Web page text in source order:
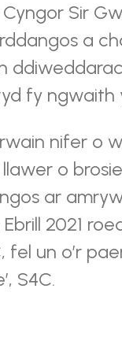
Sir
a
fy ngwaith
nifer o
o
ar
2021
fel un o’r
S4C.